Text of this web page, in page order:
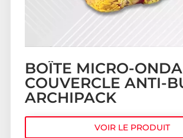
BOÎTE MICRO-
COUVERCLE ANTI-
ARCHIPACK
VOIR LE PRODUIT